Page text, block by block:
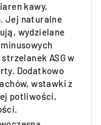
kawy,
Jej naturalne
wydzielane
ASG w
Dodatkowo
wstawki z
potliwości,